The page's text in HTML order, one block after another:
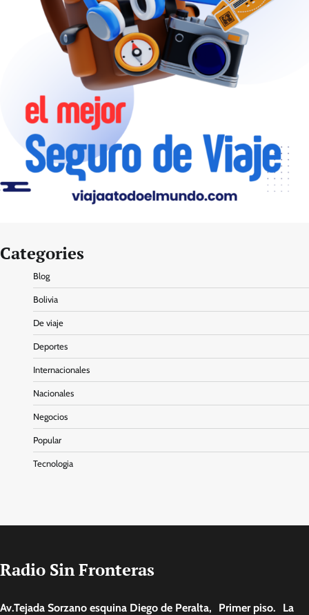
Categories
Blog
Bolivia
De viaje
Deportes
Internacionales
Nacionales
Negocios
Popular
Tecnologia
Radio Sin Fronteras
Av.Tejada Sorzano esquina Diego de Peralta, Primer piso. La